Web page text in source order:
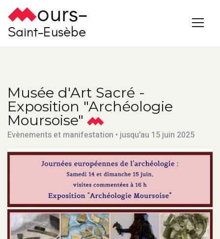
ours-
Saint-Eusèbe
Musée d'Art Sacré -
Exposition "Archéologie
Moursoise"
Evènements et manifestation • jusqu'au 15 juin 2025